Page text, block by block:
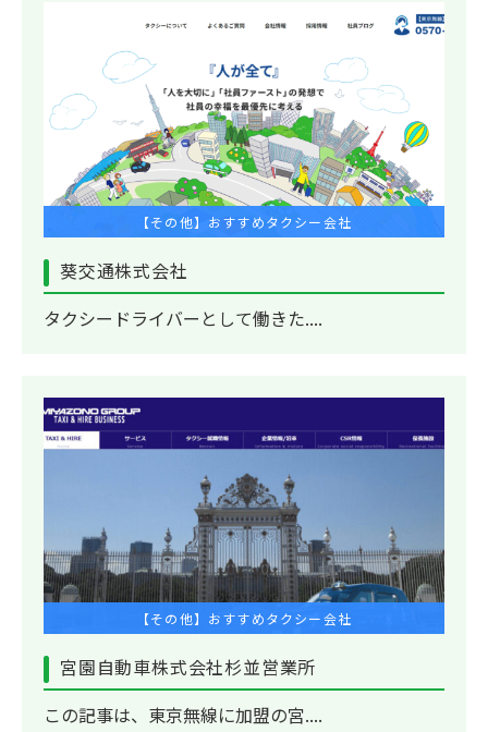
【その他】おすすめタクシー会社
葵交通株式会社
タクシードライバーとして働きた....
【その他】おすすめタクシー会社
宮園自動車株式会社杉並営業所
この記事は、東京無線に加盟の宮....